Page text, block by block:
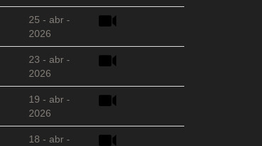
25 - abr -
2026
23 - abr -
2026
19 - abr -
2026
18 - abr -